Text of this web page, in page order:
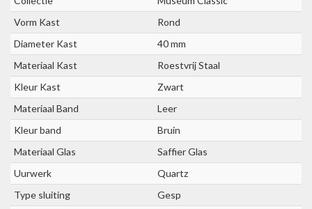
Vorm Kast
Rond
Diameter Kast
40 mm
Materiaal Kast
Roestvrij Staal
Kleur Kast
Zwart
Materiaal Band
Leer
Kleur band
Bruin
Materiaal Glas
Saffier Glas
Uurwerk
Quartz
Type sluiting
Gesp